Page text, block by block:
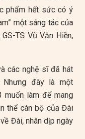
phẩm hết sức có ý
một sáng tác của
TS Vũ Văn Hiền,
các nghệ sĩ đã hát
Nhưng đây là một
muốn làm để mang
thể cán bộ của Đài
Đài, nhân dịp ngày